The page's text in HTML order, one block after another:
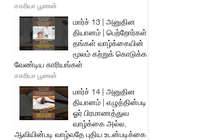
சகரியா பூணன்
மார்ச் 13 | அனுதின
தியானம் | பெற்றோர்கள்
தங்கள் வாழ்க்கையின்
மூலம் கற்றுக் கொடுக்க
வேண்டிய காரியங்கள்
சகரியா பூணன்
மார்ச் 14 | அனுதின
தியானம் | எழுத்தின்படி
ஓர் பிரமாணத்துவ
வாழ்க்கை அல்ல,
ஆவியின்படி வாழ்வதே புதிய உடன்படிக்கை